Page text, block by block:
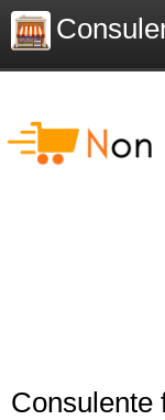
Consulente